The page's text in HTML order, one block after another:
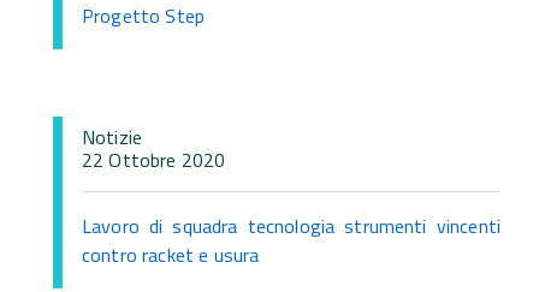
Progetto Step
Notizie
22 Ottobre 2020
Lavoro di squadra tecnologia strumenti vincenti
contro racket e usura